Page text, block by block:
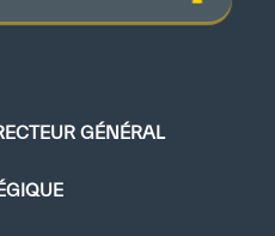
GÉNÉRAL